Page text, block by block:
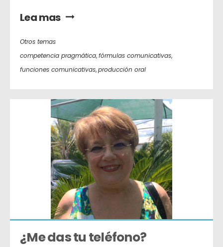
Lea mas
Otros temas
competencia pragmática,fórmulas comunicativas,
funciones comunicativas,producción oral
¿Me das tu teléfono?